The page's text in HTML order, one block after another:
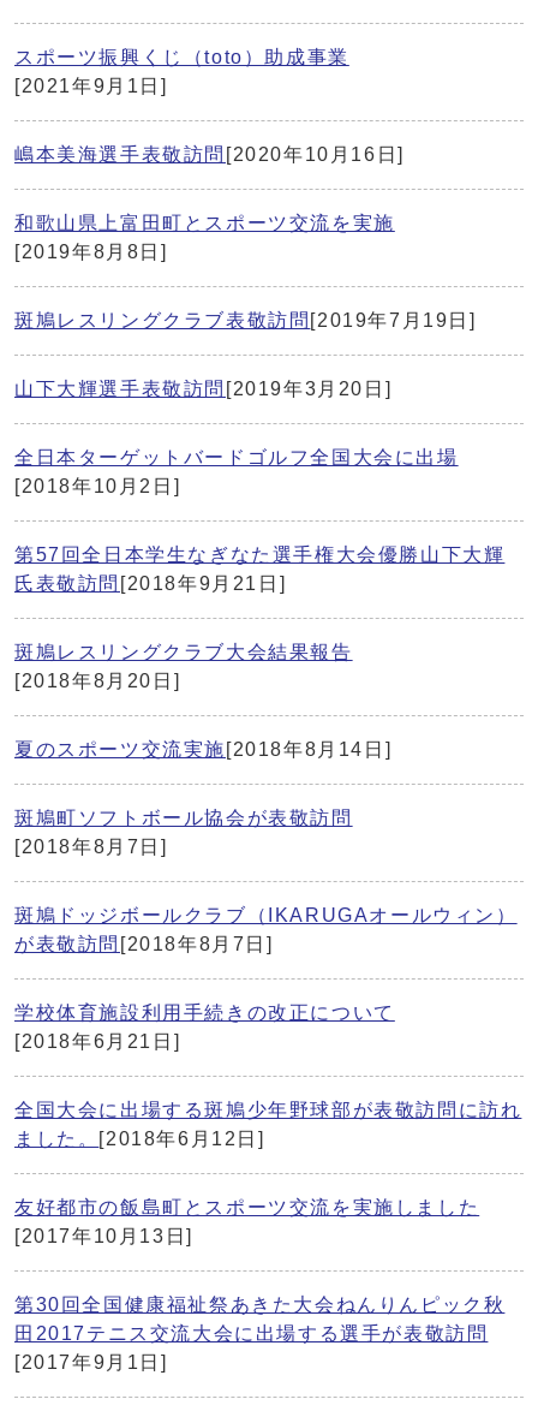
スポーツ振興くじ（toto）助成事業
[2021年9月1日]
嶋本美海選手表敬訪問 [2020年10月16日]
和歌山県上富田町とスポーツ交流を実施
[2019年8月8日]
斑鳩レスリングクラブ表敬訪問 [2019年7月19日]
山下大輝選手表敬訪問 [2019年3月20日]
全日本ターゲットバードゴルフ全国大会に出場
[2018年10月2日]
第57回全日本学生なぎなた選手権大会優勝山下大輝
氏表敬訪問 [2018年9月21日]
斑鳩レスリングクラブ大会結果報告
[2018年8月20日]
夏のスポーツ交流実施 [2018年8月14日]
斑鳩町ソフトボール協会が表敬訪問
[2018年8月7日]
斑鳩ドッジボールクラブ（IKARUGAオールウィン）
が表敬訪問 [2018年8月7日]
学校体育施設利用手続きの改正について
[2018年6月21日]
全国大会に出場する斑鳩少年野球部が表敬訪問に訪れ
ました。 [2018年6月12日]
友好都市の飯島町とスポーツ交流を実施しました
[2017年10月13日]
第30回全国健康福祉祭あきた大会ねんりんピック秋
田2017テニス交流大会に出場する選手が表敬訪問
[2017年9月1日]